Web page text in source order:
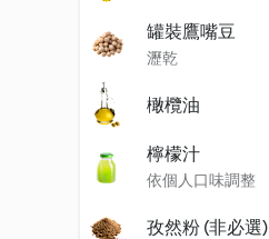
罐裝鷹嘴豆
瀝乾
橄欖油
檸檬汁
依個人口味調整
孜然粉 (非必選)